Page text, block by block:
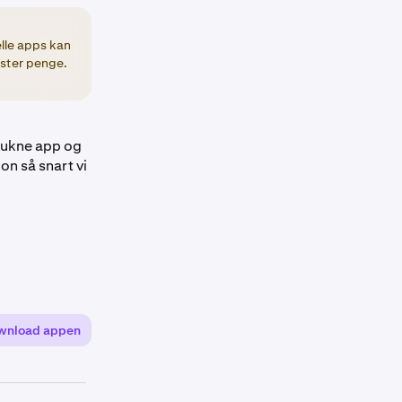
apps kan
penge.
app og
så snart vi
appen